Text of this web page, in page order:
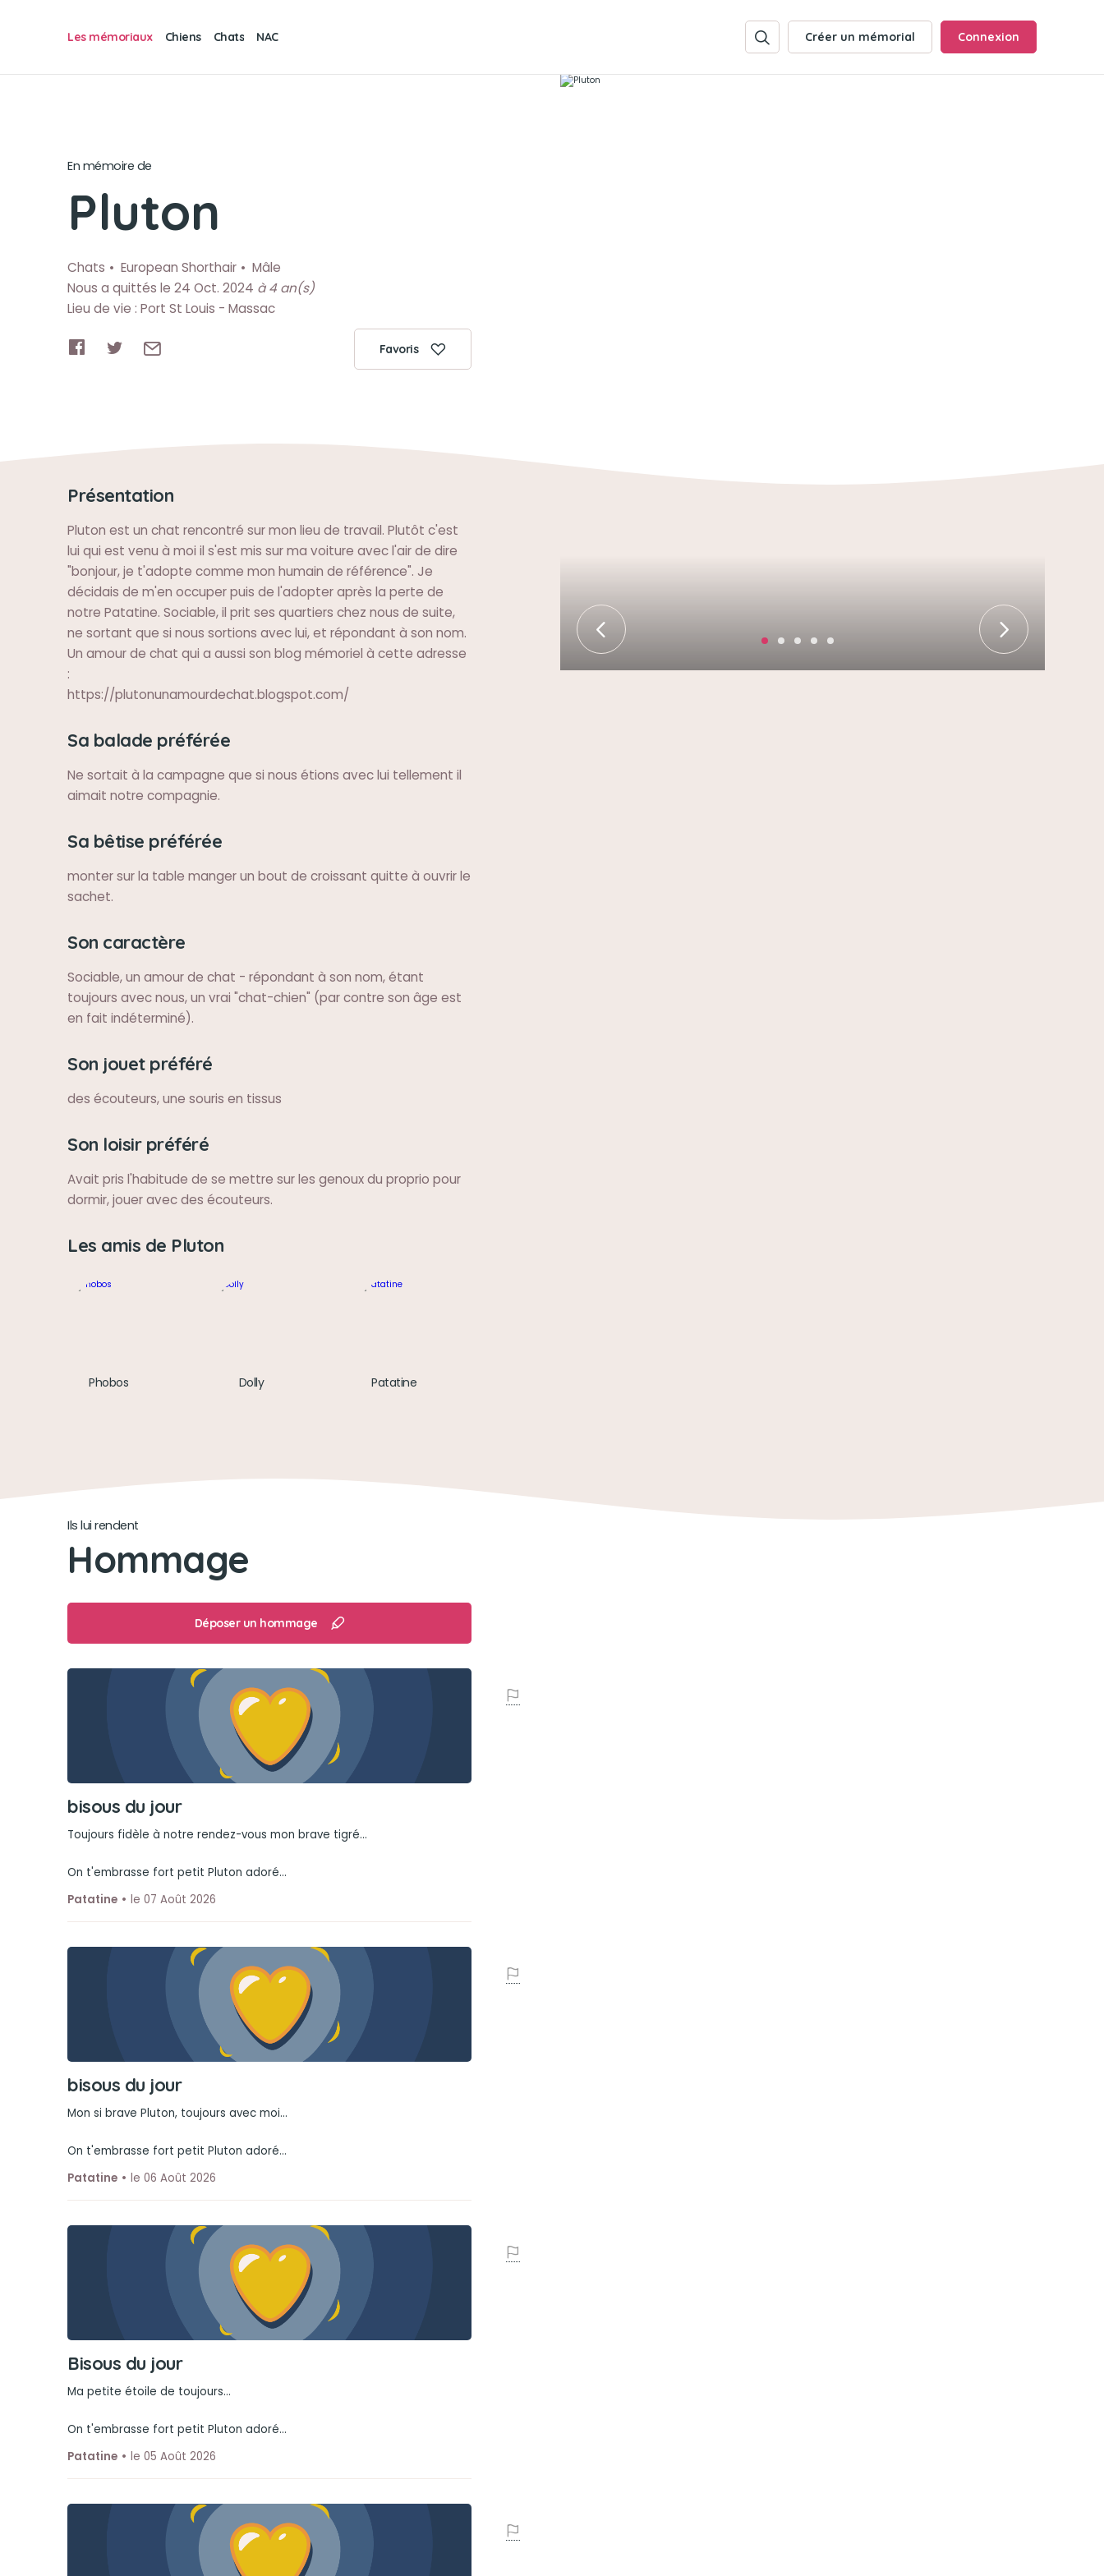
Les mémoriaux Chiens Chats NAC Créer un mémorial Connexion
En mémoire de
Pluton
Chats European Shorthair
Mâle
Nous a quittés le 24 Oct. 2024 à 4 an(s)
Lieu de vie : Port St Louis - Massac
Favoris
Présentation
Pluton est un chat rencontré sur mon lieu de travail. Plutôt c'est
lui qui est venu à moi il s'est mis sur ma voiture avec l'air de dire
"bonjour, je t'adopte comme mon humain de référence". Je
décidais de m'en occuper puis de l'adopter après la perte de
notre Patatine. Sociable, il prit ses quartiers chez nous de suite,
ne sortant que si nous sortions avec lui, et répondant à son nom.
Un amour de chat qui a aussi son blog mémoriel à cette adresse
:
https://plutonunamourdechat.blogspot.com/
Sa balade préférée
Ne sortait à la campagne que si nous étions avec lui tellement il
aimait notre compagnie.
Sa bêtise préférée
monter sur la table manger un bout de croissant quitte à ouvrir le
sachet.
Son caractère
Sociable, un amour de chat - répondant à son nom, étant
toujours avec nous, un vrai "chat-chien" (par contre son âge est
en fait indéterminé).
Son jouet préféré
des écouteurs, une souris en tissus
Son loisir préféré
Avait pris l'habitude de se mettre sur les genoux du proprio pour
dormir, jouer avec des écouteurs.
Les amis de Pluton
Phobos Dolly Patatine
Ils lui rendent
Hommage
Déposer un hommage
bisous du jour
Toujours fidèle à notre rendez-vous mon brave tigré...
On t'embrasse fort petit Pluton adoré...
Patatine
le 07 Août 2026
bisous du jour
Mon si brave Pluton, toujours avec moi...
On t'embrasse fort petit Pluton adoré...
Patatine
le 06 Août 2026
Bisous du jour
Ma petite étoile de toujours...
On t'embrasse fort petit Pluton adoré...
Patatine
le 05 Août 2026